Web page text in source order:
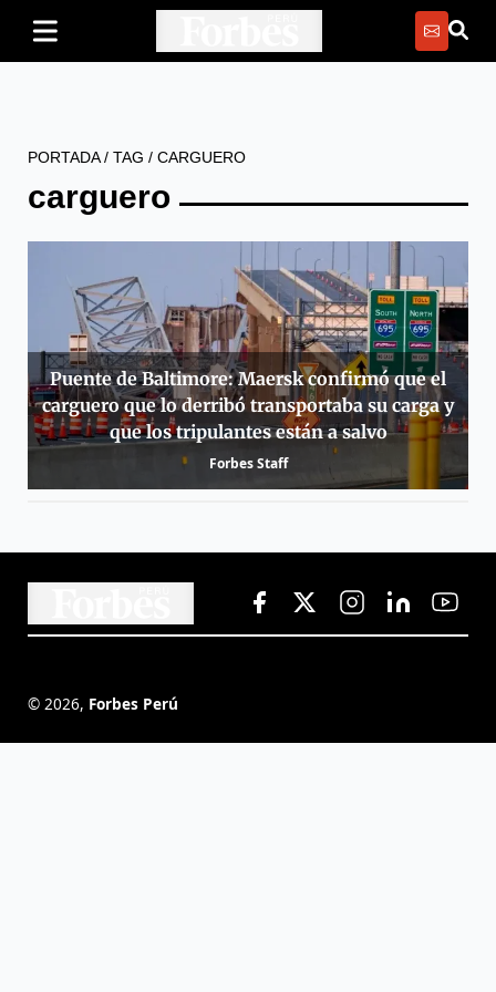
PORTADA/ TAG / CARGUERO
carguero
Puente de Baltimore: Maersk confirmó que el
carguero que lo derribó transportaba su carga y
que los tripulantes están a salvo
Forbes Staff
© 2026, Forbes Perú